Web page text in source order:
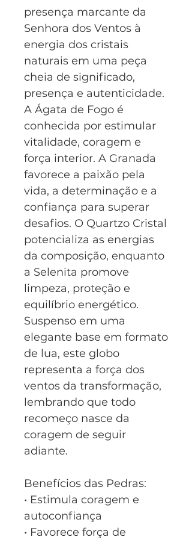
presença marcante da
Senhora dos Ventos à
energia dos cristais
naturais em uma peça
cheia de significado,
presença e autenticidade.
A Ágata de Fogo é
conhecida por estimular
vitalidade, coragem e
força interior. A Granada
favorece a paixão pela
vida, a determinação e a
confiança para superar
desafios. O Quartzo Cristal
potencializa as energias
da composição, enquanto
a Selenita promove
limpeza, proteção e
equilíbrio energético.
Suspenso em uma
elegante base em formato
de lua, este globo
representa a força dos
ventos da transformação,
lembrando que todo
recomeço nasce da
coragem de seguir
adiante.
Benefícios das Pedras:
• Estimula coragem e
autoconfiança
• Favorece força de